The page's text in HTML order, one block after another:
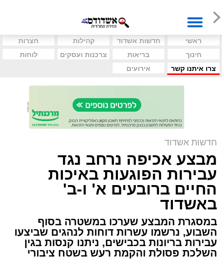
ראשי חדשות אשדוד קהילות
חצרות
חינוך
בריאות צרכנות ועסקים
לוחות
צרו איתנו קשר
אירועים
חדשות אשדוד
מבצע אכיפה נרחב נגד
עבירות הפוגעות באיכות
החיים ברובעים א' ו-ב'
באשדוד
במסגרת המבצע שערכו במשטרה בסוף
השבוע, נרשמו עשרות דוחות לנהגים שביצעו
עבירות בריונות בכבישים, ניתנו קנסות בגין
השלכת פסולת והקמת רעש בשטח ציבורי